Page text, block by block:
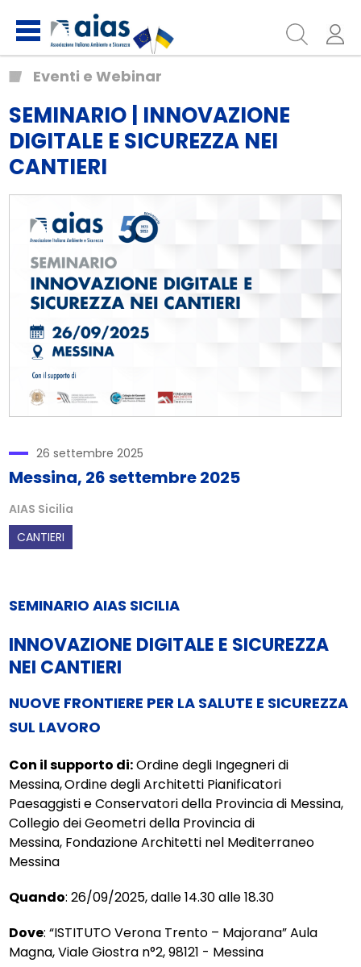
Eventi e Webinar
SEMINARIO | INNOVAZIONE
DIGITALE E SICUREZZA NEI
CANTIERI
26 settembre 2025
Messina, 26 settembre 2025
AIAS Sicilia
CANTIERI
SEMINARIO AIAS SICILIA
INNOVAZIONE DIGITALE E SICUREZZA
NEI CANTIERI
NUOVE FRONTIERE PER LA SALUTE E SICUREZZA
SUL LAVORO
Con il supporto di:Ordine degli Ingegneri di
Messina,Ordine degli Architetti Pianificatori
Paesaggisti e Conservatori della Provincia di Messina,
Collegio dei Geometri della Provincia di
Messina, Fondazione Architetti nel Mediterraneo
Messina
Quando: 26/09/2025, dalle 14.30 alle 18.30
Dove: “ISTITUTO Verona Trento – Majorana” Aula
Magna, Viale Giostra n°2, 98121 - Messina